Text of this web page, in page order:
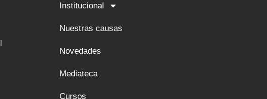
Institucional
Nuestras causas
Novedades
Mediateca
Cursos